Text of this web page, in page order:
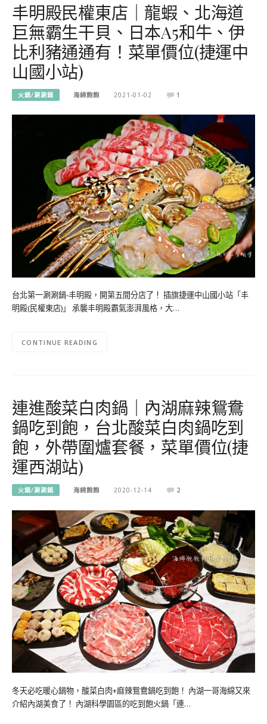
​​​​​​​丰明殿民權東店｜龍蝦、北海道
巨無霸生干貝、日本A5和牛、伊
比利豬通通有！菜單價位(捷運中
山國小站)
火鍋/涮涮鍋 海綿飽飽 2021-01-02 1
台北第一涮涮鍋-丰明殿，開第五間分店了！ 插旗捷運中山國小站「丰
明殿(民權東店)」 承襲丰明殿霸氣澎湃風格，大…
CONTINUE READING
連進酸菜白肉鍋｜內湖麻辣鴛鴦
鍋吃到飽，台北酸菜白肉鍋吃到
飽，外帶圍爐套餐，菜單價位(捷
運西湖站)
火鍋/涮涮鍋 海綿飽飽 2020-12-14 2
冬天必吃暖心鍋物，酸菜白肉+麻辣鴛鴦鍋吃到飽！ 內湖一哥海綿又來
介紹內湖美食了！ 內湖科學園區的吃到飽火鍋「連…